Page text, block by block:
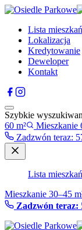
Lista mieszkań
Lokalizacja
Kredytowanie
Deweloper
Kontakt
Szybkie
60 m²
Mieszkanie
Zadzwón teraz:
Lista mieszkań
Mieszkanie 30–45
Zadzwón teraz: